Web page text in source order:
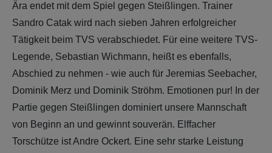
Ära endet mit dem Spiel gegen Steißlingen. Trainer
Sandro Catak wird nach sieben Jahren erfolgreicher
Tätigkeit beim TVS verabschiedet. Für eine weitere TVS-
Legende, Sebastian Wichmann, heißt es ebenfalls,
Abschied zu nehmen - wie auch für Jeremias Seebacher,
Dominik Merz und Dominik Ströhm. Emotionen pur! In der
Partie gegen Steißlingen dominiert unsere Mannschaft
von Beginn an und gewinnt souverän. Elffacher
Torschütze ist Andre Ockert. Eine sehr starke Leistung